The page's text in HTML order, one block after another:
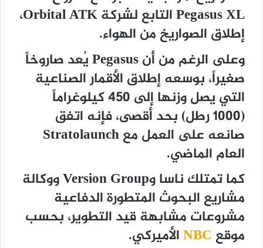
Pegasus XL التابع لشركة Orbital ATK،
إطلاق الصواريخ من الهواء.
وعلى الرغم من أن Pegasus يُعد صاروخاً
صغيراً، بوسعه إطلاق الأقمار الصناعية
التي يصل وزنها إلى 450 كيلوغراماً
(1000 رطل) بحد أقصى، فإنه اتفق
صانعه على العمل مع Stratolaunch
العام الماضي.
كما تمتلك ناسا وVersion Group ووكالة
مشاريع البحوث المتطورة الدفاعية
مشروعات مشابهة قيد التطوير، بحسب
موقع NBCالأميركي.